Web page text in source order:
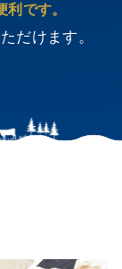
です。
だけます。